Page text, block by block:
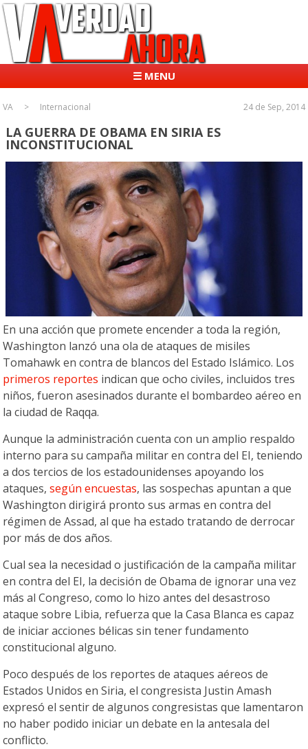
☰ MENU
VA Internacional 24 de Sep, 2014
LA GUERRA DE OBAMA EN SIRIA ES
INCONSTITUCIONAL
En una acción que promete encender a toda la región,
Washington lanzó una ola de ataques de misiles
Tomahawk en contra de blancos del Estado Islámico. Los
primeros reportes indican que ocho civiles, incluidos tres
niños, fueron asesinados durante el bombardeo aéreo en
la ciudad de Raqqa.
Aunque la administración cuenta con un amplio respaldo
interno para su campaña militar en contra del EI, teniendo
a dos tercios de los estadounidenses apoyando los
ataques,según encuestas, las sospechas apuntan a que
Washington dirigirá pronto sus armas en contra del
régimen de Assad, al que ha estado tratando de derrocar
por más de dos años.
Cual sea la necesidad o justificación de la campaña militar
en contra del EI, la decisión de Obama de ignorar una vez
más al Congreso, como lo hizo antes del desastroso
ataque sobre Libia, refuerza que la Casa Blanca es capaz
de iniciar acciones bélicas sin tener fundamento
constitucional alguno.
Poco después de los reportes de ataques aéreos de
Estados Unidos en Siria, el congresista Justin Amash
expresó el sentir de algunos congresistas que lamentaron
no haber podido iniciar un debate en la antesala del
conflicto.